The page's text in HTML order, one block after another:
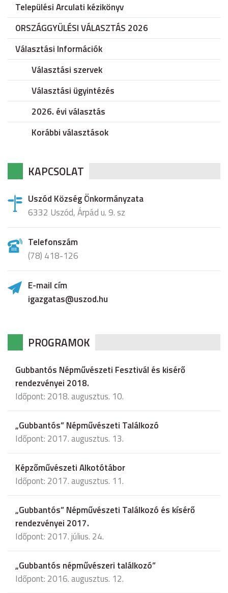
Települési Arculati kézikönyv
ORSZÁGGYÜLÉSI VÁLASZTÁS 2026
Választási Információk
Választási szervek
Választási ügyintézés
2026. évi választás
Korábbi választások
KAPCSOLAT
Uszód Község Önkormányzata
6332 Uszód, Árpád u. 9. sz
Telefonszám
(78) 418-126
E-mail cím
igazgatas@uszod.hu
PROGRAMOK
Gubbantós Népművészeti Fesztivál és kisérő
rendezvényei 2018.
Időpont: 2018. augusztus. 10.
„Gubbantós” Népművészeti Találkozó
Időpont: 2017. augusztus. 13.
Képzőművészeti Alkotótábor
Időpont: 2017. augusztus. 11.
„Gubbantós” Népművészeti Találkozó és kísérő
rendezvényei 2017.
Időpont: 2017. július. 24.
„Gubbantós népművészeri találkozó”
Időpont: 2016. augusztus. 12.